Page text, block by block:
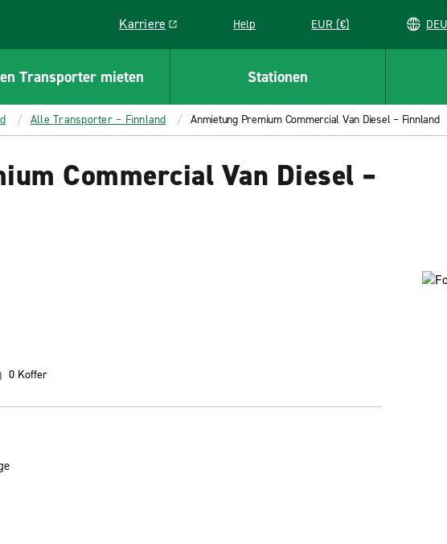
Karriere
Link opens in a new window
Help EUR (€)
Transporter mieten Stationen
Alle Transporter – Finnland Anmietung Premium Commercial Van Diesel – Finnland
Commercial Van Diesel –
0 Koffer